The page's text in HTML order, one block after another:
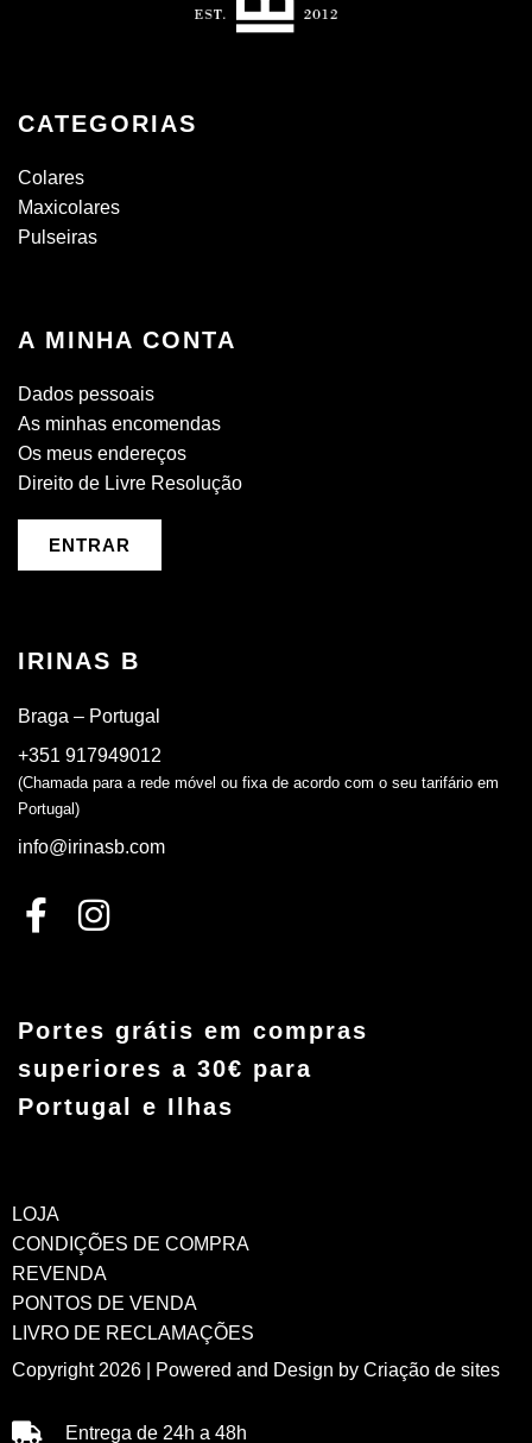
CATEGORIAS
Colares
Maxicolares
Pulseiras
A MINHA CONTA
Dados pessoais
As minhas encomendas
Os meus endereços
Direito de Livre Resolução
ENTRAR
IRINAS B
Braga – Portugal
+351 917949012
(Chamada para a rede móvel ou fixa de acordo com o seu tarifário em
Portugal)
info@irinasb.com
Portes grátis em compras
superiores a 30€ para
Portugal e Ilhas
LOJA
CONDIÇÕES DE COMPRA
REVENDA
PONTOS DE VENDA
LIVRO DE RECLAMAÇÕES
Copyright 2026 | Powered and Design by Criação de sites
Entrega de 24h a 48h